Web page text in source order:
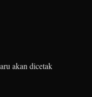
akan dicetak